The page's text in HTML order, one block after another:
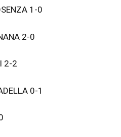
1-0
2-0
2-2
0-1